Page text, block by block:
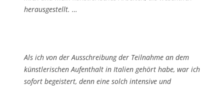
herausgestellt. …
Als ich von der Ausschreibung der Teilnahme an dem
künstlerischen Aufenthalt in Italien gehört habe, war ich
sofort begeistert, denn eine solch intensive und